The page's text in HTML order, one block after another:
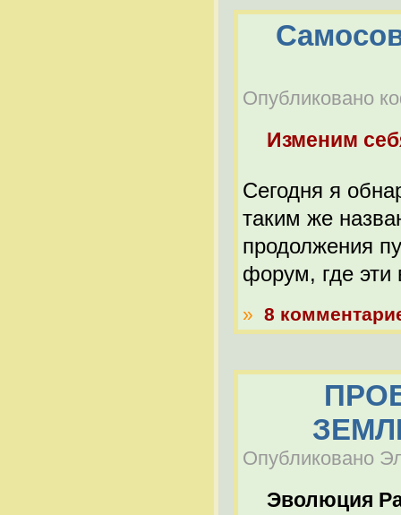
Опубликовано
Изменим
Сегодня я
таким же
продолжения
форум, где эти
» 8
Опубликовано
Эволюция